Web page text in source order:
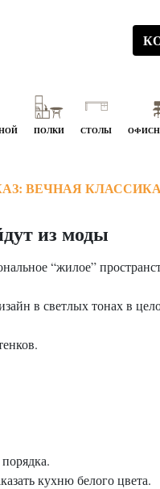
ПОЛКИ СТОЛЫ
ВЕЧНАЯ
из моды
“жилое”
в светлых тонах в
кухню белого цвета.